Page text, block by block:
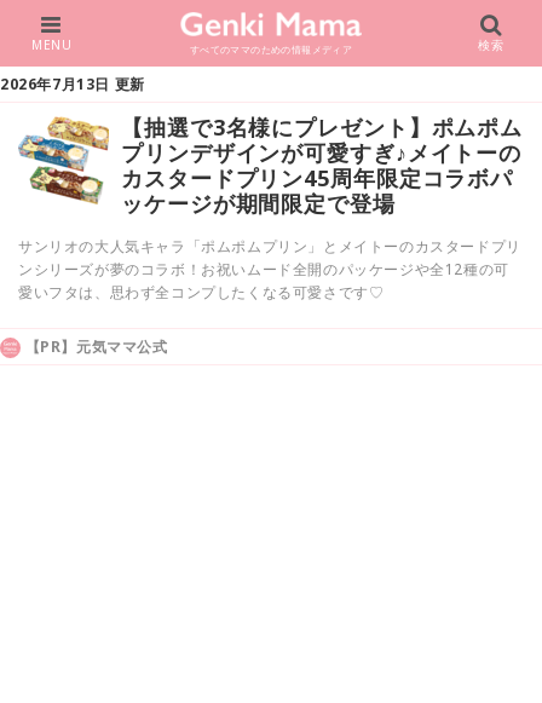
すべてのママのための情報メディア
MENU 検索
2026年7月13日 更新
【抽選で3名様にプレゼント】ポムポム
プリンデザインが可愛すぎ♪メイトーの
カスタードプリン45周年限定コラボパ
ッケージが期間限定で登場
サンリオの大人気キャラ「ポムポムプリン」とメイトーのカスタードプリ
ンシリーズが夢のコラボ！お祝いムード全開のパッケージや全12種の可
愛いフタは、思わず全コンプしたくなる可愛さです♡
【PR】元気ママ公式